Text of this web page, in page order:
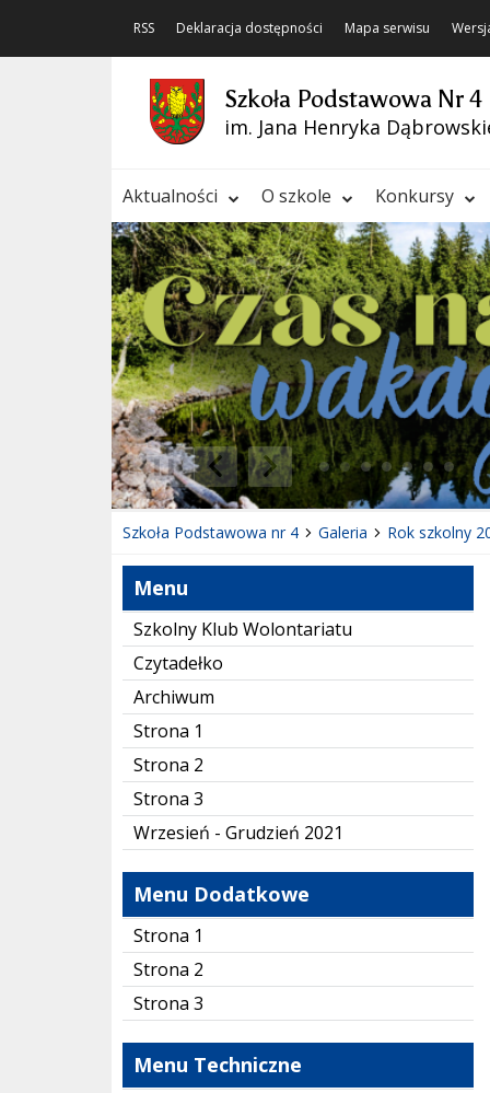
RSS Deklaracja dostępności Mapa serwisu
Szkoła Podstawowa Nr 4
im. Jana Henryka
Aktualności O szkole Konkursy
Poprzedni Element
Następny Element
❚❚
Szkoła Podstawowa nr 4 Galeria Rok szkolny
Menu
Szkolny Klub Wolontariatu
Czytadełko
Archiwum
Strona 1
Strona 2
Strona 3
Wrzesień - Grudzień 2021
Menu Dodatkowe
Strona 1
Strona 2
Strona 3
Menu Techniczne